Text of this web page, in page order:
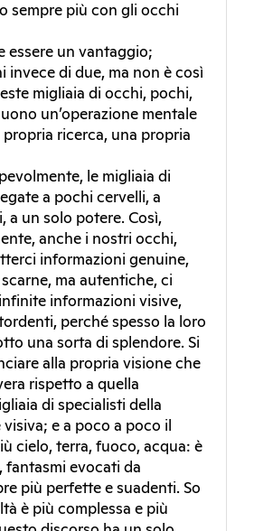
sempre più con gli occhi
essere un vantaggio;
invece di due, ma non è così
migliaia di occhi, pochi,
un’operazione mentale
ricerca, una propria
le migliaia di
a pochi cervelli, a
a un solo potere. Così,
anche i nostri occhi,
informazioni genuine,
ma autentiche, ci
informazioni visive,
perché spesso la loro
una sorta di splendore. Si
alla propria visione che
rispetto a quella
di specialisti della
e a poco a poco il
cielo, terra, fuoco, acqua: è
fantasmi evocati da
più perfette e suadenti. So
è più complessa e più